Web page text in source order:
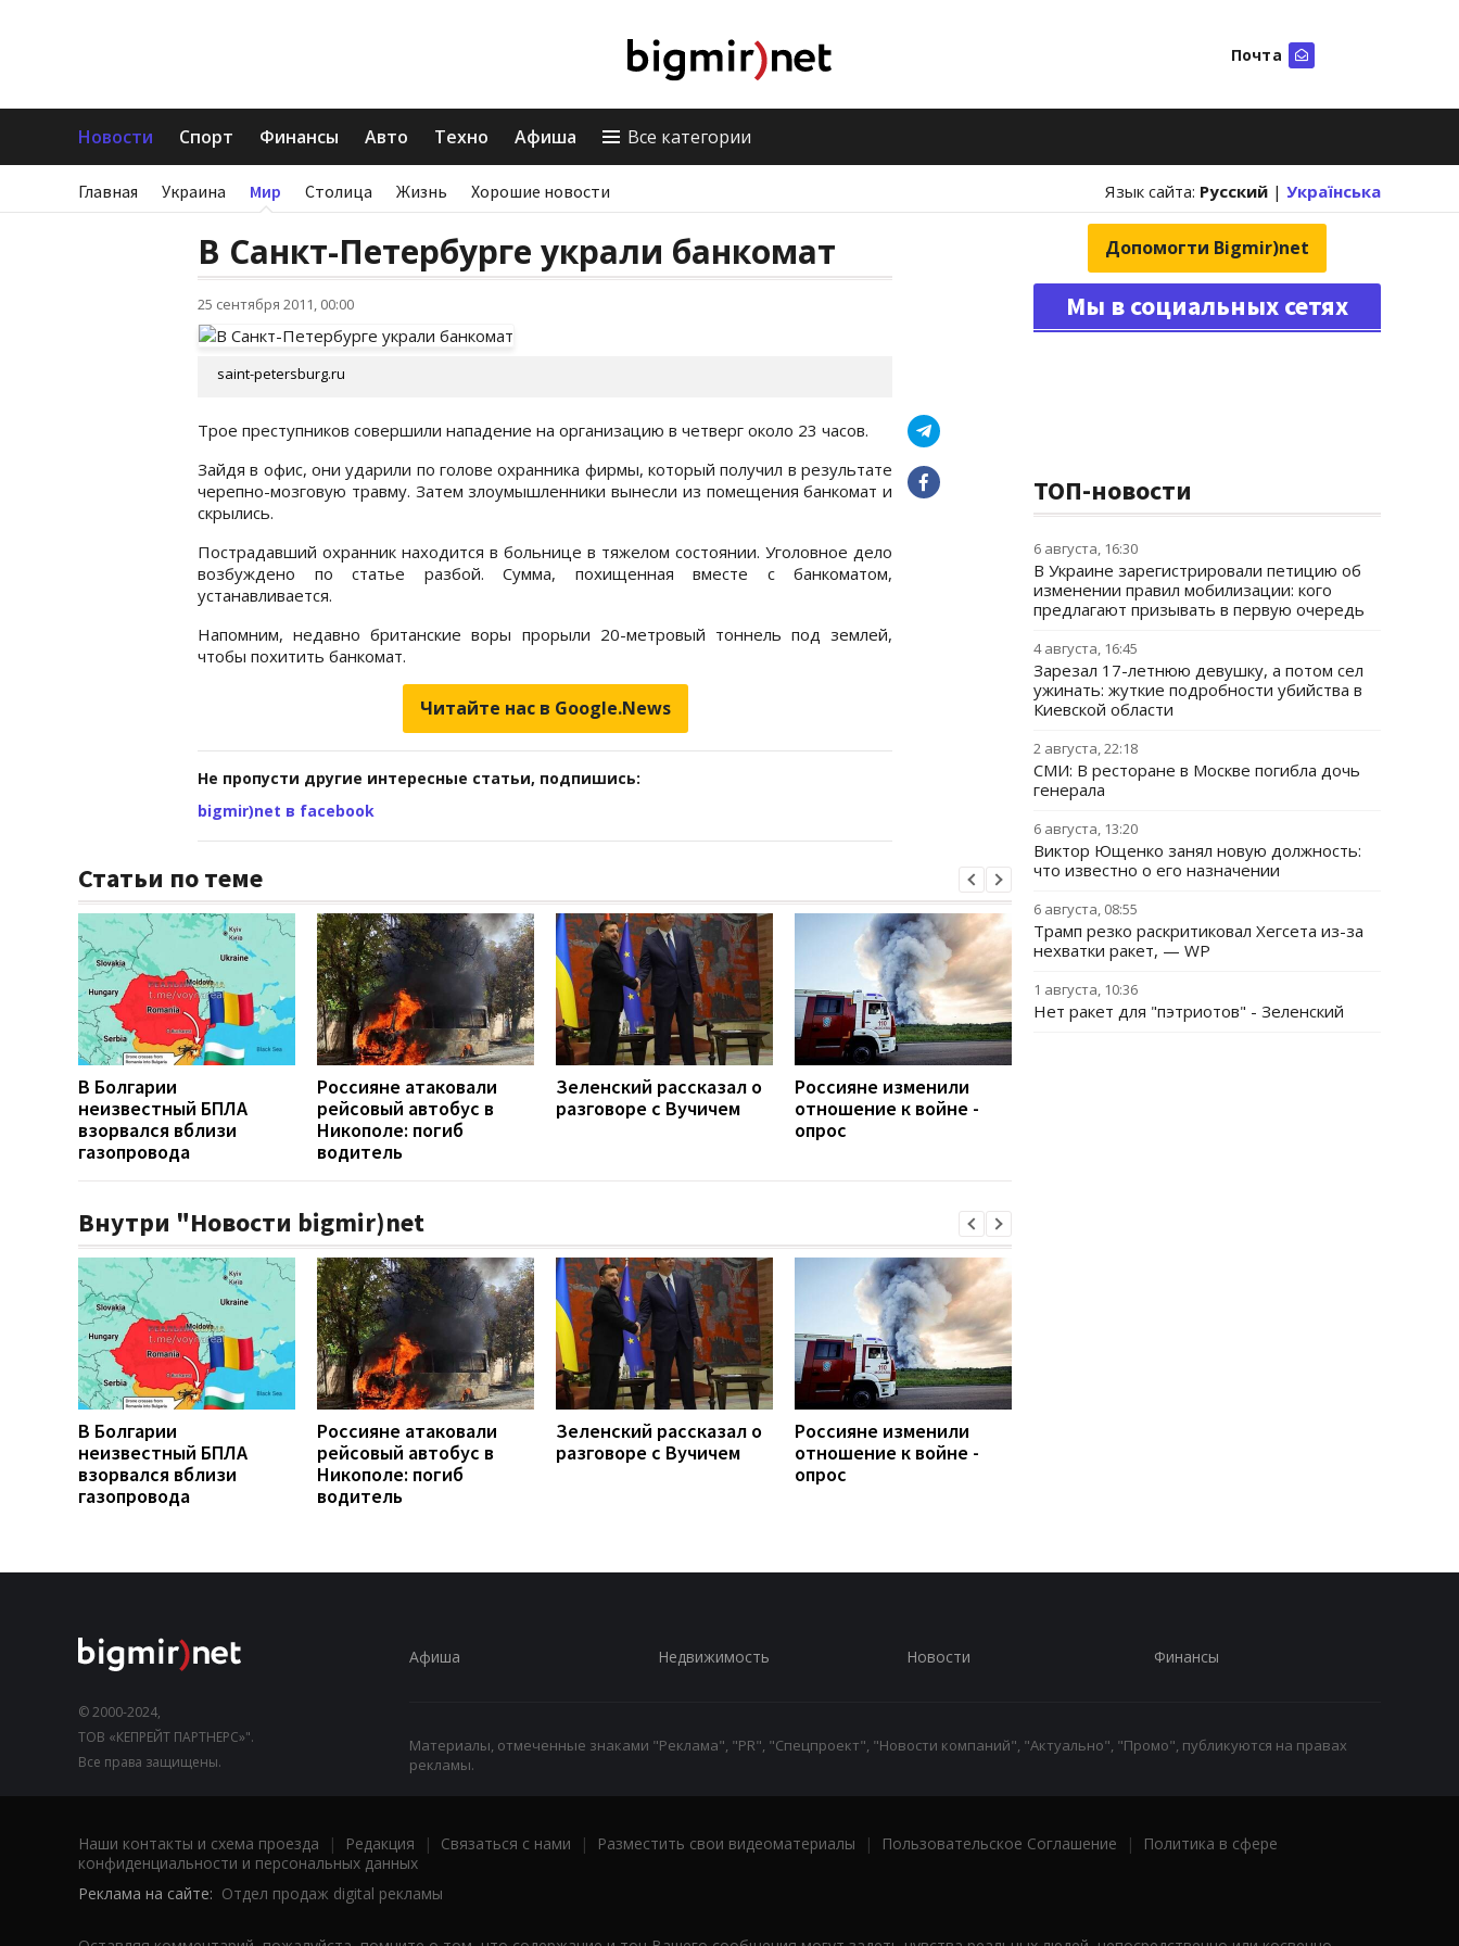
Почта
Новости Спорт Финансы Авто Техно Афиша Все категории
Главная Украина Мир Столица Жизнь Хорошие новости Язык сайта: Русский | Українська
В Санкт-Петербурге украли банкомат
25 сентября 2011, 00:00
saint-petersburg.ru
Трое преступников совершили нападение на организацию в четверг около 23 часов.
Зайдя в офис, они ударили по голове охранника фирмы, который получил в результате
черепно-мозговую травму. Затем злоумышленники вынесли из помещения банкомат и
скрылись.
Пострадавший охранник находится в больнице в тяжелом состоянии. Уголовное дело
возбуждено по статье разбой. Сумма, похищенная вместе с банкоматом,
устанавливается.
Напомним, недавно британские воры прорыли 20-метровый тоннель под землей,
чтобы похитить банкомат.
Читайте нас в Google.News
Не пропусти другие интересные статьи, подпишись:
bigmir)net в facebook
Статьи по теме
В Болгарии
неизвестный БПЛА
взорвался вблизи
газопровода
Россияне атаковали
рейсовый автобус в
Никополе: погиб
водитель
Зеленский рассказал о
разговоре с Вучичем
Россияне изменили
отношение к войне -
опрос
Внутри "Новости bigmir)net
В Болгарии
неизвестный БПЛА
взорвался вблизи
газопровода
Россияне атаковали
рейсовый автобус в
Никополе: погиб
водитель
Зеленский рассказал о
разговоре с Вучичем
Россияне изменили
отношение к войне -
опрос
Допомогти Bigmir)net
Мы в социальных сетях
ТОП-новости
6 августа, 16:30
В Украине зарегистрировали петицию об
изменении правил мобилизации: кого
предлагают призывать в первую очередь
4 августа, 16:45
Зарезал 17-летнюю девушку, а потом сел
ужинать: жуткие подробности убийства в
Киевской области
2 августа, 22:18
СМИ: В ресторане в Москве погибла дочь
генерала
6 августа, 13:20
Виктор Ющенко занял новую должность:
что известно о его назначении
6 августа, 08:55
Трамп резко раскритиковал Хегсета из-за
нехватки ракет, — WP
1 августа, 10:36
Нет ракет для "пэтриотов" - Зеленский
© 2000-2024,
ТОВ «КЕПРЕЙТ ПАРТНЕРС»".
Все права защищены.
Афиша Недвижимость Новости Финансы
Материалы, отмеченные знаками "Реклама", "PR", "Спецпроект", "Новости компаний", "Актуально", "Промо", публикуются на правах
рекламы.
Наши контакты и схема проезда | Редакция | Связаться с нами | Разместить свои видеоматериалы | Пользовательское Соглашение |
Политика в сфере
конфиденциальности и персональных данных
Реклама на сайте: Отдел продаж digital рекламы